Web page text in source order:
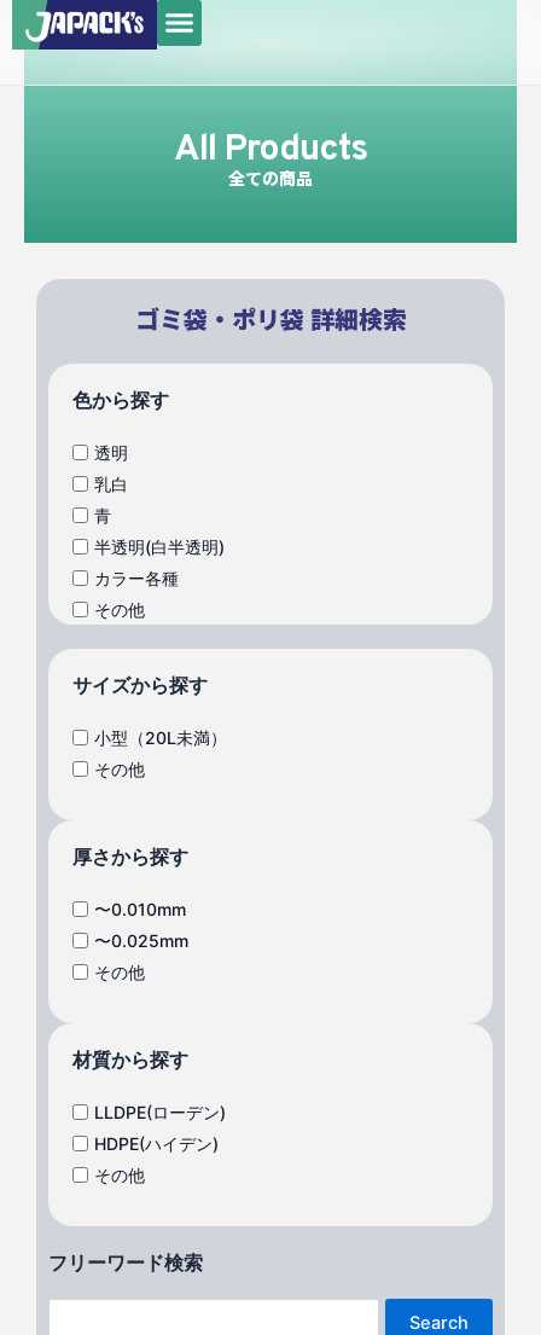
容
メ
ニ
ュ
All Products
全ての商品
ゴミ袋・ポリ袋 詳細検索
色から探す
透明
乳白
青
半透明(白半透明)
カラー各種
その他
サイズから探す
小型（20L未満）
その他
厚さから探す
〜0.010mm
〜0.025mm
その他
材質から探す
LLDPE(ローデン)
HDPE(ハイデン)
その他
フリーワード検索
Search